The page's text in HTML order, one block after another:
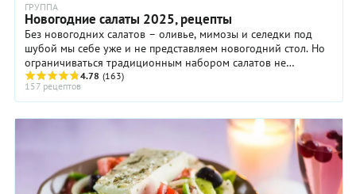
ГРУППА
Новогодние салаты 2025, рецепты
Без новогодних салатов – оливье, мимозы и селедки под
шубой мы себе уже и не представляем новогодний стол. Но
ограничиваться традиционным набором салатов не
обязательно. ...
4.78 (163)
157 рецептов